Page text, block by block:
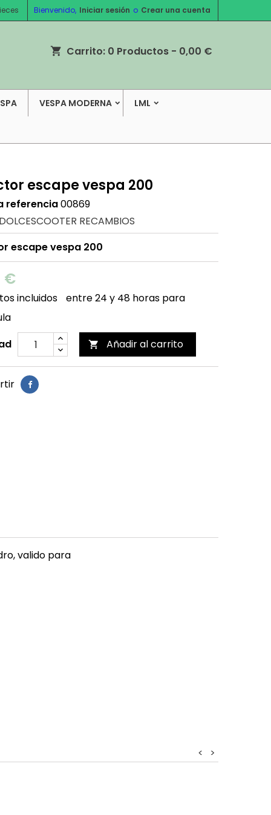
Bienvenido, Iniciar sesión o Crear una cuenta
shopping_cart Carrito: 0 Productos - 0,00 €
VESPA MODERNA LML
escape vespa 200
referencia00869
RECAMBIOS
escape vespa 200
€
incluidos
entre 24 y 48 horas para
 Añadir al carrito
valido para
>
<